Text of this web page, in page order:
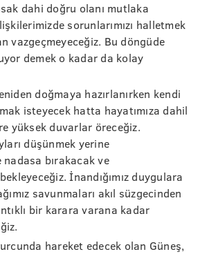
dahi doğru olanı mutlaka
sorunlarımızı halletmek
vazgeçmeyeceğiz. Bu döngüde
demek o kadar da kolay
doğmaya hazırlanırken kendi
isteyecek hatta hayatımıza dahil
yüksek duvarlar öreceğiz.
düşünmek yerine
bırakacak ve
İnandığımız duygulara
savunmaları akıl süzgecinden
bir karara varana kadar
hareket edecek olan Güneş,